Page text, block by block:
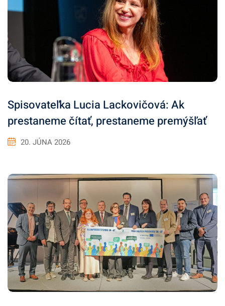
Spisovateľka Lucia Lackovičová: Ak
prestaneme čítať, prestaneme premýšľať
20. JÚNA 2026